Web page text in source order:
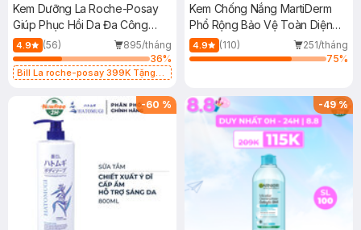
Kem Dưỡng La Roche-Posay
Giúp Phục Hồi Da Đa Công
Dụng 40ml
4.9 (56)
895/tháng
36%
Bill La roche-posay 399K Tặng
(SL có hạn)
Kem Chống Nắng MartiDerm
Phổ Rộng Bảo Vệ Toàn Diện
40ml
4.9 (110)
251/tháng
75%
-60 % -49%